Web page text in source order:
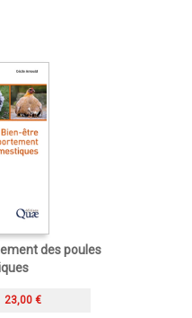
des poules
23,00 €